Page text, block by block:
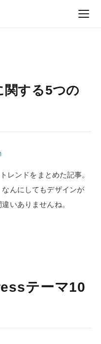
関する5つの
レンドをまとめた記事。
んにしてもデザインが
いありませんね。
テーマ10